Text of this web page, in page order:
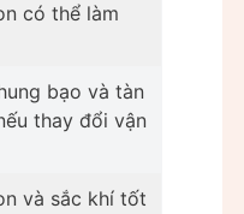
có thể làm
bạo và tàn
thay đổi vận
và sắc khí tốt